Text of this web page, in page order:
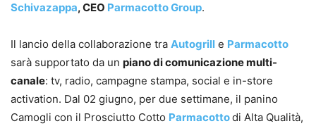
Schivazappa, CEO Parmacotto Group.
Il lancio della collaborazione tra Autogrill e Parmacotto
sarà supportato da un piano di comunicazione multi-
canale: tv, radio, campagne stampa, social e in-store
activation. Dal 02 giugno, per due settimane, il panino
Camogli con il Prosciutto Cotto Parmacottodi Alta Qualità,